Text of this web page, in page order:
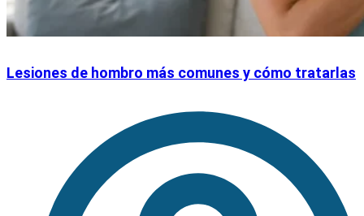
Lesiones de hombro más comunes y cómo tratarlas